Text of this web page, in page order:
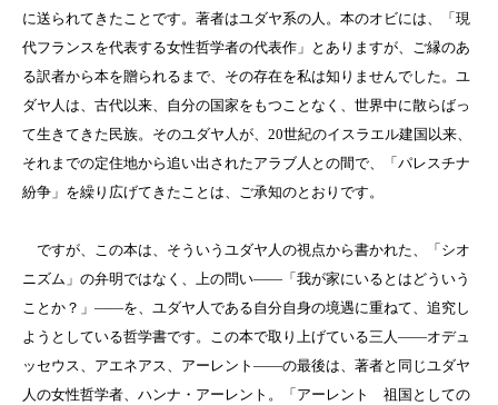
に送られてきたことです。著者はユダヤ系の人。本のオビには、「現
代フランスを代表する女性哲学者の代表作」とありますが、ご縁のあ
る訳者から本を贈られるまで、その存在を私は知りませんでした。ユ
ダヤ人は、古代以来、自分の国家をもつことなく、世界中に散らばっ
て生きてきた民族。そのユダヤ人が、20世紀のイスラエル建国以来、
それまでの定住地から追い出されたアラブ人との間で、「パレスチナ
紛争」を繰り広げてきたことは、ご承知のとおりです。
ですが、この本は、そういうユダヤ人の視点から書かれた、「シオ
ニズム」の弁明ではなく、上の問い――「我が家にいるとはどういう
ことか？」――を、ユダヤ人である自分自身の境遇に重ねて、追究し
ようとしている哲学書です。この本で取り上げている三人――オデュ
ッセウス、アエネアス、アーレント――の最後は、著者と同じユダヤ
人の女性哲学者、ハンナ・アーレント。「アーレント 祖国としての